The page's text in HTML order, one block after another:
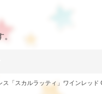
ス「スカルラッティ」ワインレッド